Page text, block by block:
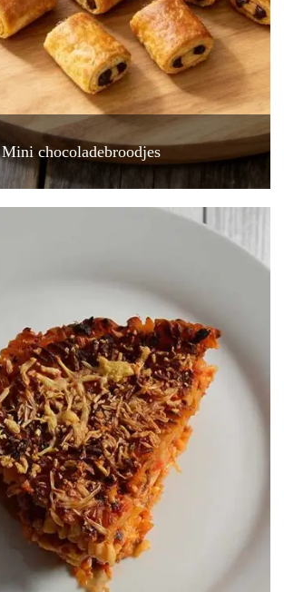
Mini chocoladebroodjes